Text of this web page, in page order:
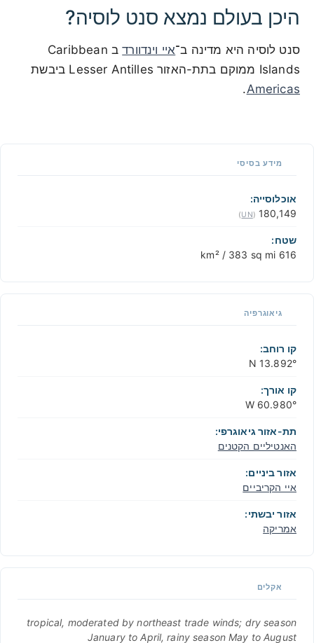
היכן בעולם נמצא סנט לוסיה?
סנט לוסיה היא מדינה ב־איי וינדוורד
ב Caribbean
Islands ממוקם בתת-האזור Lesser Antilles ביבשת
Americas
.
מידע בסיסי
אוכלוסייה:
180,149
(
UN
)
שטח:
616 km² / 383 sq mi
גיאוגרפיה
קו רוחב:
13.892° N
קו אורך:
60.980° W
תת-אזור גיאוגרפי:
האנטיליים הקטנים
אזור ביניים:
איי הקריביים
אזור יבשתי:
אמריקה
אקלים
tropical, moderated by northeast trade winds; dry season
January to April, rainy season May to August